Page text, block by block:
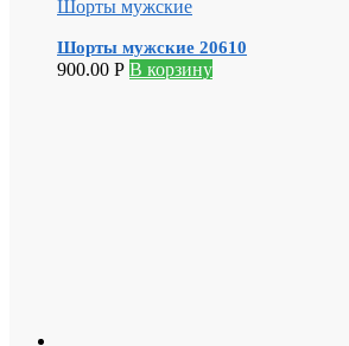
Шорты мужские
Шорты мужские 20610
900.00 Р В корзину